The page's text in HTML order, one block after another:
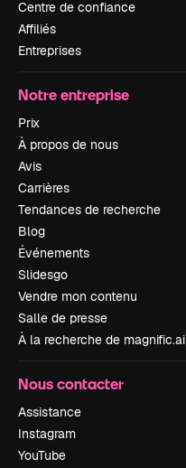
Centre de confiance
Affiliés
Entreprises
Notre entreprise
Prix
À propos de nous
Avis
Carrières
Tendances de recherche
Blog
Événements
Slidesgo
Vendre mon contenu
Salle de presse
À la recherche de magnific.ai
Nous contacter
Assistance
Instagram
YouTube